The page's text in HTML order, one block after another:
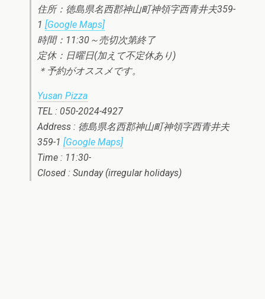
住所：徳島県名西郡神山町神領字西青井夫359-
1 [Google Maps]
時間：11:30～売切次第終了
定休：日曜日(加えて不定休あり)
＊予約がオススメです。
Yusan Pizza
TEL : 050-2024-4927
Address : 徳島県名西郡神山町神領字西青井夫
359-1 [Google Maps]
Time : 11:30-
Closed : Sunday (irregular holidays)